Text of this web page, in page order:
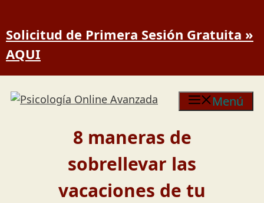
Solicitud de Primera Sesión Gratuita »
AQUI
Menú
8 maneras de
sobrellevar las
vacaciones de tu